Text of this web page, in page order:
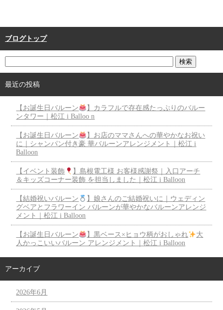
ブログトップ
最近の投稿
【お誕生日バルーン
】カラフルで存在感たっぷりのバルー
ンタワー｜松江 i Balloo n
【お誕生日バルーン
】お店のママさんへの華やかなお祝い
に｜シャンパン付き豪 華バルーンアレンジメント｜松江 i
Balloon
【イベント装飾
】島根電工様 お客様感謝祭｜入口アーチ
＆キッズコーナー装飾 を担当しました｜松江 i Balloon
【結婚祝いバルーン
】娘さんのご結婚祝いに｜ウェディン
グベアとフラワーイン バルーンが華やかなバルーンアレンジ
メント｜松江 i Balloon
【お誕生日バルーン 】黒ベース×ヒョウ柄がおしゃれ
大
人かっこいいバルーン アレンジメント｜松江 i Balloon
アーカイブ
2026年6月